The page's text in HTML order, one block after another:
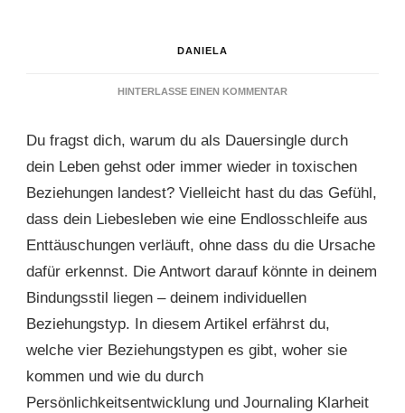
DANIELA
HINTERLASSE EINEN KOMMENTARZU
DAUERND
TOXISCHE
DIE
BEZIEHUNGSTYPEN
SIND
SCHLÜSSEL
Du fragst dich, warum du als Dauersingle durch
dein Leben gehst oder immer wieder in toxischen
Beziehungen landest? Vielleicht hast du das Gefühl,
dass dein Liebesleben wie eine Endlosschleife aus
Enttäuschungen verläuft, ohne dass du die Ursache
dafür erkennst. Die Antwort darauf könnte in deinem
Bindungsstil liegen – deinem individuellen
Beziehungstyp. In diesem Artikel erfährst du,
welche vier Beziehungstypen es gibt, woher sie
kommen und wie du durch
Persönlichkeitsentwicklung und Journaling Klarheit